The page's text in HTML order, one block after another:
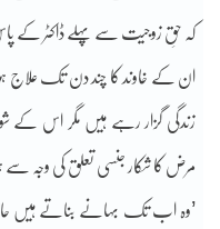
کہ حقِ زوجیت سے پہلے ڈاکٹر کے
ان کے خاوند کا چند دن تک علاج
زندگی گزار رہے ہیں مگر اس کے
مرض کا شکار جنسی تعلق کی وجہ
’وہ اب تک بہانے بناتے ہیں